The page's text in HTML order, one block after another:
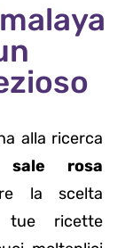
alla ricerca
sale rosa
la scelta
tue ricette